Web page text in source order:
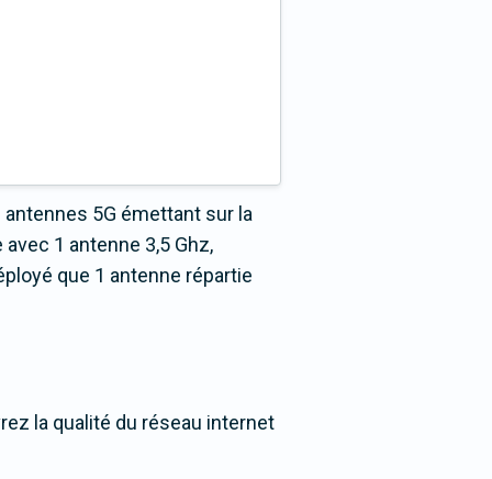
5G émettant sur la
1 antenne 3,5 Ghz,
que 1 antenne répartie
la qualité du réseau internet